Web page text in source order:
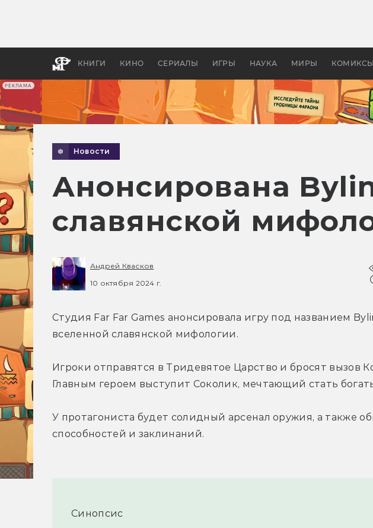
РЕКЛАМА
КНИГИ КИНО СЕРИАЛЫ ИГРЫ НАУКА МИРЫ КОМИКСЫ
апокалипсис, в России —
Новости
Анонсирована
славянской
Андрей Квасков
10 октября 2024 г.
Студия Far Far Games анонсировала игру под названием
вселенной славянской мифологии.
Игроки отправятся в Тридевятое Царство и бросят вызов
Главным героем выступит Соколик, мечтающий стать
У протагониста будет солидный арсенал оружия, а также
способностей и заклинаний.
Синопсис